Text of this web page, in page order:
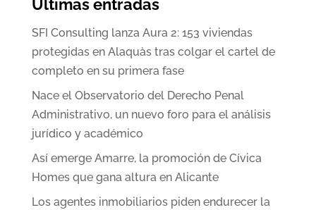
Últimas entradas
SFI Consulting lanza Aura 2: 153 viviendas
protegidas en Alaquàs tras colgar el cartel de
completo en su primera fase
Nace el Observatorio del Derecho Penal
Administrativo, un nuevo foro para el análisis
jurídico y académico
Así emerge Amarre, la promoción de Cívica
Homes que gana altura en Alicante
Los agentes inmobiliarios piden endurecer la